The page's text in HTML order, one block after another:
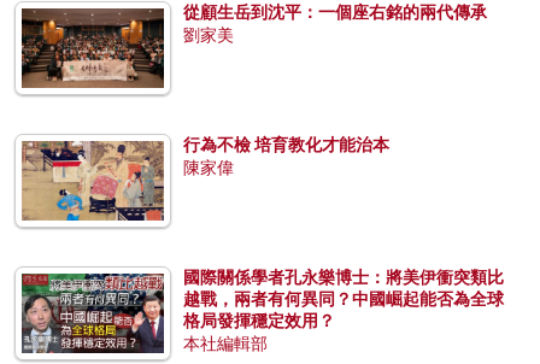
從顧生岳到沈平：一個座右銘的兩代傳承
劉家美
行為不檢 培育教化才能治本
陳家偉
國際關係學者孔永樂博士：將美伊衝突類比
越戰，兩者有何異同？中國崛起能否為全球
格局發揮穩定效用？
本社編輯部